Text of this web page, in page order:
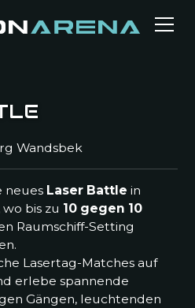
Wandsbek
neues Laser Battle in
wo bis zu 10 gegen 10
Raumschiff-Setting
Lasertag-Matches auf
erlebe spannende
Gängen, leuchtenden